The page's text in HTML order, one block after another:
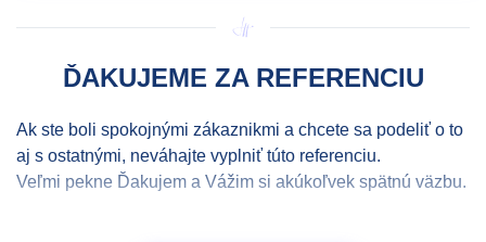
ĎAKUJEME ZA REFERENCIU
Ak ste boli spokojnými zákaznikmi a chcete sa podeliť o to
aj s ostatnými, neváhajte vyplniť túto referenciu.
Veľmi pekne Ďakujem a Vážim si akúkoľvek spätnú väzbu.